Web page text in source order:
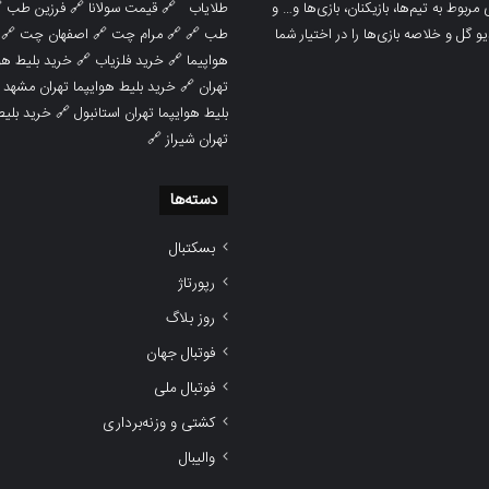
به تیم‌ها، بازیکنان، بازی‌ها و… و
گل‌ و خلاصه بازی‌ها را در اختیار شما
طلایاب 🔗قیمت سولانا 🔗فرزین طب
طب 🔗 🔗مرام چت 🔗 اصفهان چت
هواپیما 🔗خرید فلزیاب 🔗خرید بلیط
تهران 🔗خرید بلیط هوایپما تهران مشهد
بلیط هوایپما تهران استانبول🔗خرید
تهران شیراز🔗
دسته‌ها
بسکتبال
رپورتاژ
روز بلاگ
فوتبال جهان
فوتبال ملی
کشتی و وزنه‌برداری
والیبال